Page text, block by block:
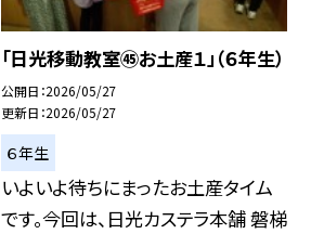
「日光移動教室㊺お土産１」（６年生）
公開日 2026/05/27
更新日 2026/05/27
６年生
いよいよ待ちにまったお土産タイム
です。今回は、日光カステラ本舗 磐梯